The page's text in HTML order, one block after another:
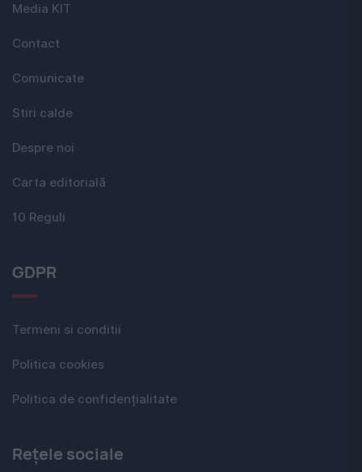
Media KIT
Contact
Comunicate
Stiri calde
Despre noi
Carta editorială
10 Reguli
GDPR
Termeni si conditii
Politica cookies
Politica de confidențialitate
Rețele sociale